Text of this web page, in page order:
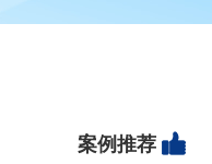
案例推荐